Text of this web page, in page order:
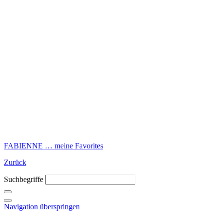
FABIENNE … meine Favorites
Zurück
Suchbegriffe
Navigation überspringen